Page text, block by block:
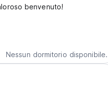
benvenuto!
Nessun dormitorio disponibile.